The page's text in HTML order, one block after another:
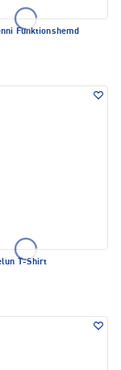
Funktionshemd
T-Shirt